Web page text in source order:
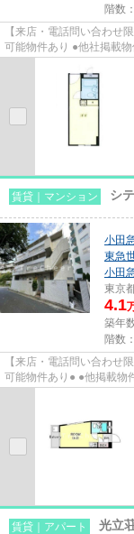
階数
【来店・電話問い合わせ
可能物件あり ●他社掲載
賃貸｜マンション シ
小田
東急
小田
東京
4.1
築年
階数
【来店・電話問い合わせ
可能物件あり● ●他掲載物
賃貸｜アパート 光立